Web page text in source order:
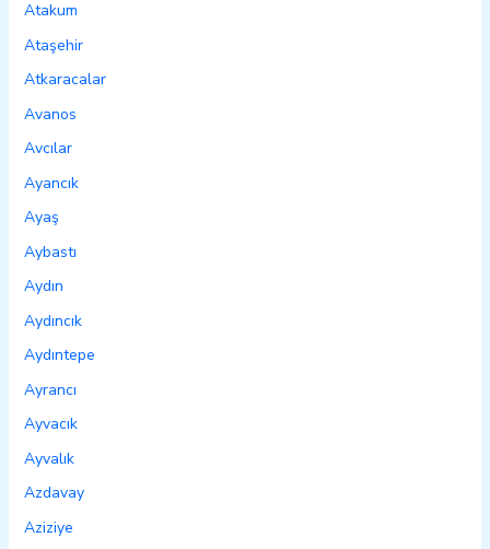
Atakum
Ataşehir
Atkaracalar
Avanos
Avcılar
Ayancık
Ayaş
Aybastı
Aydın
Aydıncık
Aydıntepe
Ayrancı
Ayvacık
Ayvalık
Azdavay
Aziziye